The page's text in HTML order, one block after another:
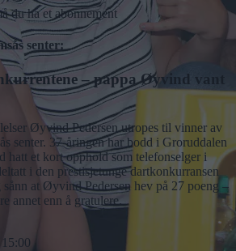
du ha et abonnement
senter:
– pappa Øyvind vant
Øyvind Pedersen utropes til vinner av
senter. 37-åringen har bodd i Groruddalen
hatt et kort opphold som telefonselger i
i den prestisjetunge dartkonkurransen
at Øyvind Pedersen hev på 27 poeng –
annet enn å gratulere.
15:00